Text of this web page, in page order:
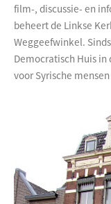
film-, discussie- en
beheert de Linkse
Weggeefwinkel.
Democratisch Huis
voor Syrische